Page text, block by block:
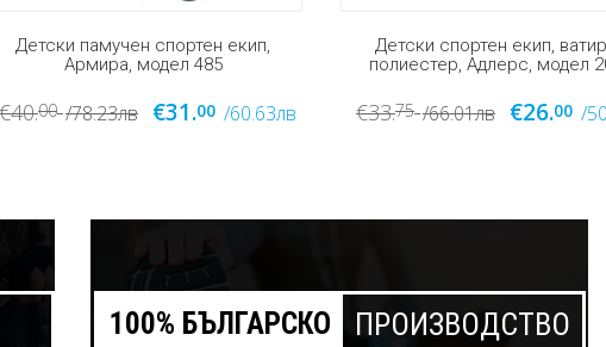
Детски спортен екип, ватиран
полиестер, Адлерс, модел 2011
€33.75 /66.01лв €26.00 /50.85лв
Детски памучен спортен
Адлерс, модел 2003
€33.75 /66.01лв €25.00
100% БЪЛГАРСКО ПРОИЗВОДСТВО